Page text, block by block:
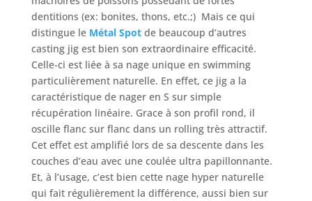
dentitions (ex: bonites, thons, etc.;) Mais ce qui
distingue le Métal Spot de beaucoup d’autres
casting jig est bien son extraordinaire efficacité.
Celle-ci est liée à sa nage unique en swimming
particulièrement naturelle. En effet, ce jig a la
caractéristique de nager en S sur simple
récupération linéaire. Grace à son profil rond, il
oscille flanc sur flanc dans un rolling très attractif.
Cet effet est amplifié lors de sa descente dans les
couches d’eau avec une coulée ultra papillonnante.
Et, à l’usage, c’est bien cette nage hyper naturelle
qui fait régulièrement la différence, aussi bien sur